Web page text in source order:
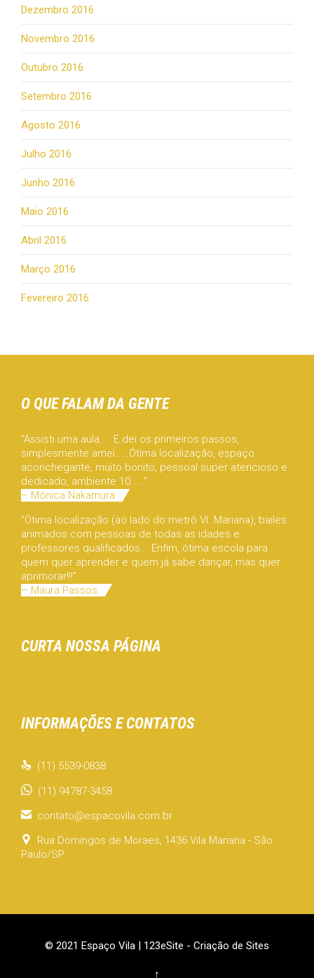
Dezembro 2016
Novembro 2016
Outubro 2016
Setembro 2016
Agosto 2016
Julho 2016
Junho 2016
Maio 2016
Abril 2016
Março 2016
Fevereiro 2016
O QUE FALAM DA GENTE
“Assisti uma aula.... E dei os primeiros passos,
simplesmente amei.....Ótima localização, espaço
aconchegante, muito bonito, pessoal super atencioso e
dedicado, ambiente 10.....”
– Mônica Nakamura
“Ótima localização (ao lado do metrô Vl. Mariana), bailes
animados com pessoas de todas as idades e
professores qualificados... Enfim, ótima escola para
quem quer aprender e quem já sabe dançar, mas quer
aprimorar!!!”
– Maura Passos
CURTA NOSSA PÁGINA
INFORMAÇÕES E CONTATOS
 (11) 5539-0838
(11) 94787-3458
 contato@espacovila.com.br

Rua Domingos de Moraes, 1436 Vila Mariana - São
Paulo/SP
© 2021 Espaço Vila | 123eSite - Criação de Sites
↑